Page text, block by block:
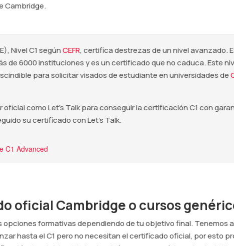
Cambridge.
Nivel C1 segúnCEFR, certifica destrezas de un nivel avanzado.
de 6000 instituciones y es un certificado que no caduca. Este
para solicitar visados de estudiante en universidades de
como Let's Talk para conseguir la certificación C1 con
su certificado con Let's Talk.
C1 Advanced
oficial Cambridge o cursos
opciones formativas dependiendo de tu objetivo final. Tenemos
hasta el C1 pero no necesitan el certificado oficial, por esto